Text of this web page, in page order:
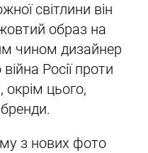
світлини він
образ на
чином дизайнер
Росії проти
окрім цього,
з нових фото